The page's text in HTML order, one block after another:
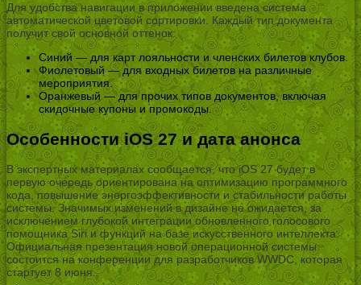
Для удобства навигации в приложении введена система
автоматической цветовой сортировки. Каждый тип документа
получит свой основной оттенок:
Синий — для карт лояльности и членских билетов клубов.
Фиолетовый — для входных билетов на различные
мероприятия.
Оранжевый — для прочих типов документов, включая
скидочные купоны и промокоды.
Особенности iOS 27 и дата анонса
В экспертных материалах сообщается, что iOS 27 будет в
первую очередь ориентирована на оптимизацию программного
кода, повышение энергоэффективности и стабильности работы
системы. Значимых изменений в дизайне не ожидается, за
исключением глубокой интеграции обновленного голосового
помощника Siri и функций на базе искусственного интеллекта.
Официальная презентация новой операционной системы
состоится на конференции для разработчиков WWDC, которая
стартует 8 июня.